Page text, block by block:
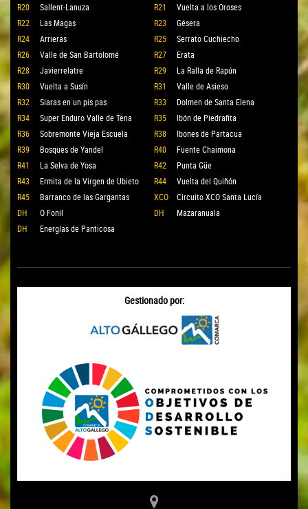
R20
Sallent-Lanuza R21
Vuelta a los Oroses
R22
Las Magas R23
Gésera
R24
Arrieras R25
Serrato Cuchiecho
R26
Valle de San Bartolomé R27
Erata
R28
Javierrelatre R29
La Ralla de Rapún
R30
Vuelta a Susín R31
Valle de Asieso
R32
Siaras en un pis pas R33
Dolmen de Santa Elena
R34
Super Enduro Valle de Tena R35
Ibón de Piedrafita
R36
Sobremonte Vieja Escuela R38
Ibones de Partacua
R39
Bosques de Yandel R40
Fuente Chaimona
R41
La Selva de Yosa R42
Punta Güe
R43
Ermita de la Virgen de Ubieto R44
Vuelta del Quiñón
R45
Barranco de las Gargantas XCO
Circuito XCO Santa Lucía
DH
O Fonil DH
Mazaranuala
DH
Energías de Panticosa
Gestionado por: